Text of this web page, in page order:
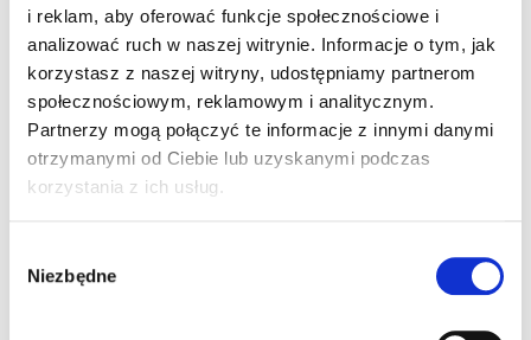
i reklam, aby oferować funkcje społecznościowe i
analizować ruch w naszej witrynie. Informacje o tym, jak
korzystasz z naszej witryny, udostępniamy partnerom
społecznościowym, reklamowym i analitycznym.
Partnerzy mogą połączyć te informacje z innymi danymi
otrzymanymi od Ciebie lub uzyskanymi podczas
korzystania z ich usług.
zgody
Niezbędne